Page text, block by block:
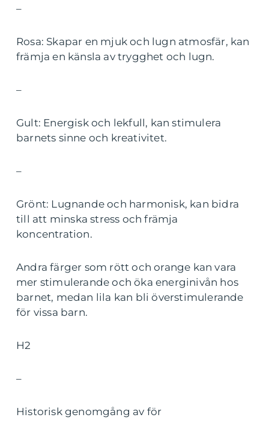
–
Rosa: Skapar en mjuk och lugn atmosfär, kan
främja en känsla av trygghet och lugn.
–
Gult: Energisk och lekfull, kan stimulera
barnets sinne och kreativitet.
–
Grönt: Lugnande och harmonisk, kan bidra
till att minska stress och främja
koncentration.
Andra färger som rött och orange kan vara
mer stimulerande och öka energinivån hos
barnet, medan lila kan bli överstimulerande
för vissa barn.
H2
–
Historisk genomgång av för